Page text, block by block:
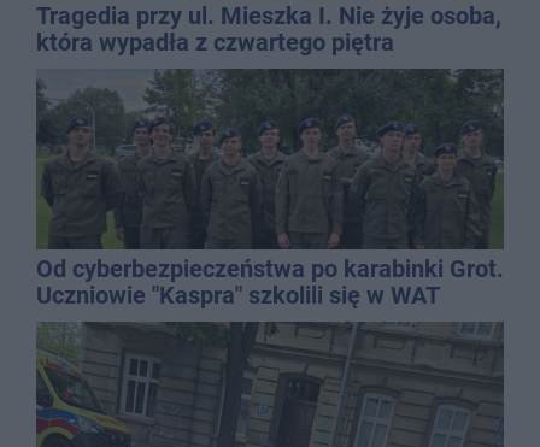
Tragedia przy ul. Mieszka I. Nie żyje osoba,
która wypadła z czwartego piętra
Od cyberbezpieczeństwa po karabinki Grot.
Uczniowie "Kaspra" szkolili się w WAT